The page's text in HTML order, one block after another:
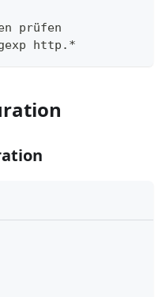
prüfen
http.*